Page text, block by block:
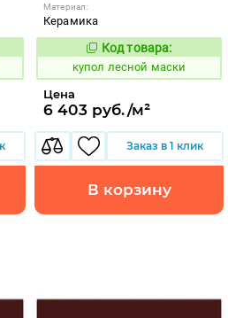
Материал:
Керамика
849547
Код товара:
купол лесной маски
Цена
6 403 руб./м²
Заказ в 1 клик
В корзину